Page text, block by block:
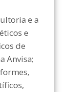
e a
e
de
Anvisa;